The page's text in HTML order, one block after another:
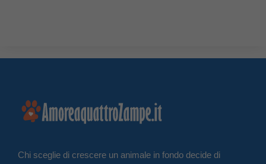
Chi sceglie di crescere un animale in fondo decide di